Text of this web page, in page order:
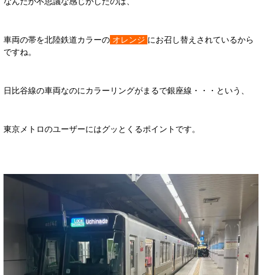
車両の帯を北陸鉄道カラーの オレンジ にお召し替えされているから
ですね。
日比谷線の車両なのにカラーリングがまるで銀座線・・・という、
東京メトロのユーザーにはグッとくるポイントです。